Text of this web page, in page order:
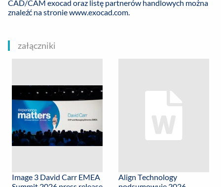
CAD/CAM exocad oraz listę partnerów handlowych można
znaleźć na stroniewww.exocad.com.
załączniki
Image 3 David Carr EMEA
Align Technology